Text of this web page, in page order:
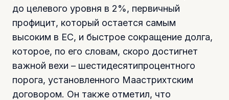
до целевого уровня в 2%, первичный
профицит, который остается самым
высоким в ЕС, и быстрое сокращение долга,
которое, по его словам, скоро достигнет
важной вехи – шестидесятипроцентного
порога, установленного Маастрихтским
договором. Он также отметил, что